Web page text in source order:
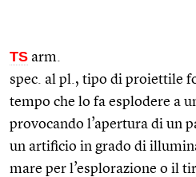
TS arm.
spec. al pl. , tipo di proiettile
tempo che lo fa esplodere a
provocando l’apertura di un
un artificio in grado di
mare per l’esplorazione o il